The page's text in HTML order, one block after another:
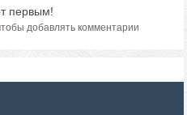
первым!
добавлять комментарии